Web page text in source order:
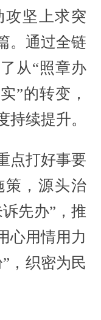
攻坚上求突
。通过全链
从“照章办
”的转变，
持续提升。
打好事要
策，源头治
先办”，推
心用情用力
，织密为民